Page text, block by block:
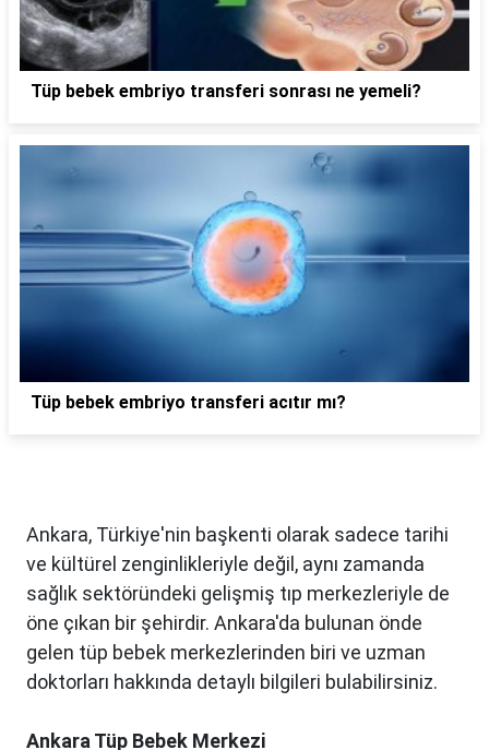
Tüp bebek embriyo transferi sonrası ne yemeli?
Tüp bebek embriyo transferi acıtır mı?
Ankara, Türkiye'nin başkenti olarak sadece tarihi
ve kültürel zenginlikleriyle değil, aynı zamanda
sağlık sektöründeki gelişmiş tıp merkezleriyle de
öne çıkan bir şehirdir. Ankara'da bulunan önde
gelen tüp bebek merkezlerinden biri ve uzman
doktorları hakkında detaylı bilgileri bulabilirsiniz.
Ankara Tüp Bebek Merkezi